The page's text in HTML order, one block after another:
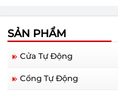
SẢN PHẨM
Cửa Tự Động
Cổng Tự Động